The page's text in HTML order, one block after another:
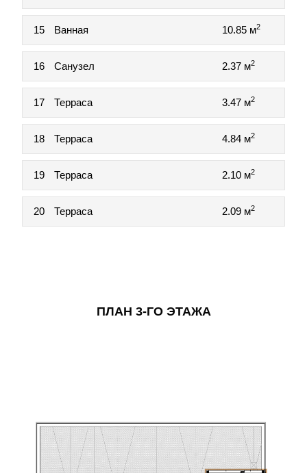
15 Ванная 10.85 м2
16 Санузел 2.37 м2
17 Терраса 3.47 м2
18 Терраса 4.84 м2
19 Терраса 2.10 м2
20 Терраса 2.09 м2
ПЛАН 3-ГО ЭТАЖА